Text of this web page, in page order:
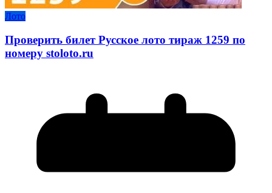
Лото
Проверить билет Русское лото тираж 1259 по
номеру stoloto.ru